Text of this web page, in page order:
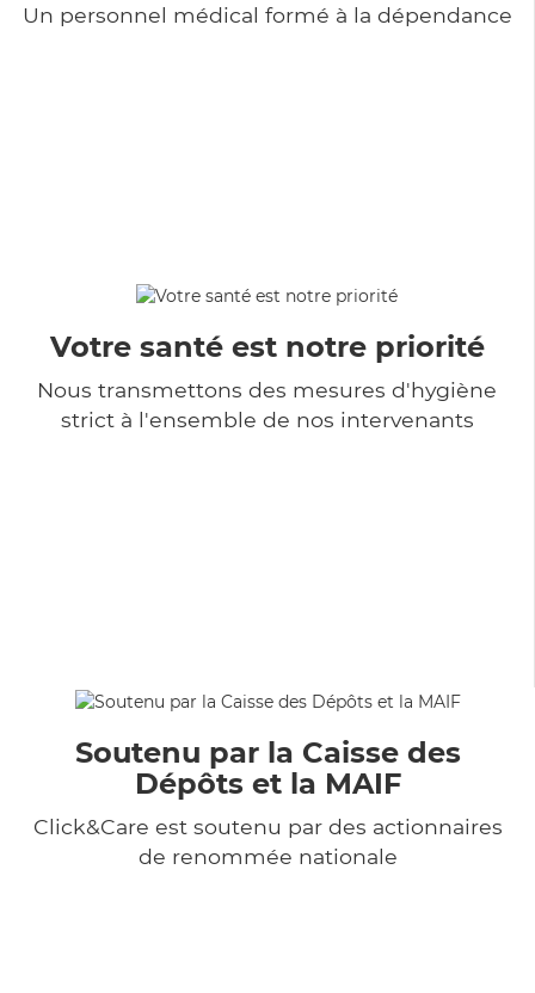
Un personnel médical formé à la dépendance
Votre santé est notre priorité
Nous transmettons des mesures d'hygiène
strict à l'ensemble de nos intervenants
Soutenu par la Caisse des
Dépôts et la MAIF
Click&Care est soutenu par des actionnaires
de renommée nationale